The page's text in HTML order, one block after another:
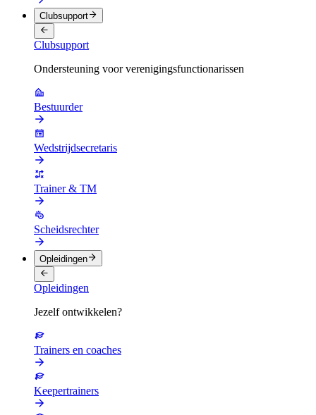
Clubsupport
Clubsupport
Ondersteuning voor verenigingsfunctionarissen
Bestuurder
Wedstrijdsecretaris
Trainer & TM
Scheidsrechter
Opleidingen
Opleidingen
Jezelf ontwikkelen?
Trainers en coaches
Keepertrainers